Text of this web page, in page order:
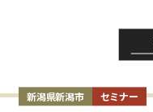
新潟県新潟市 セミナー